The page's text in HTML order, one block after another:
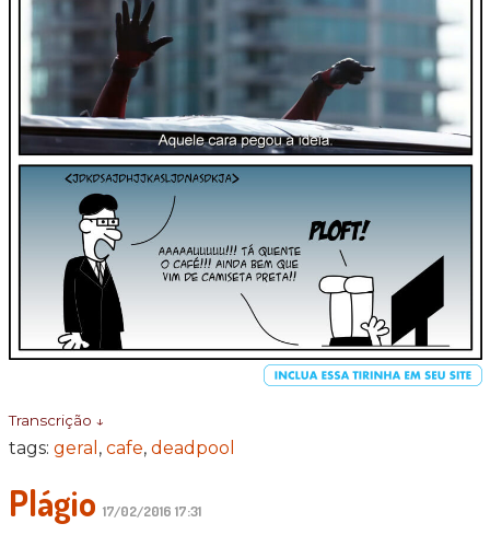
Transcrição ↓
tags: geral , cafe, deadpool
Plágio 17/02/2016 17:31